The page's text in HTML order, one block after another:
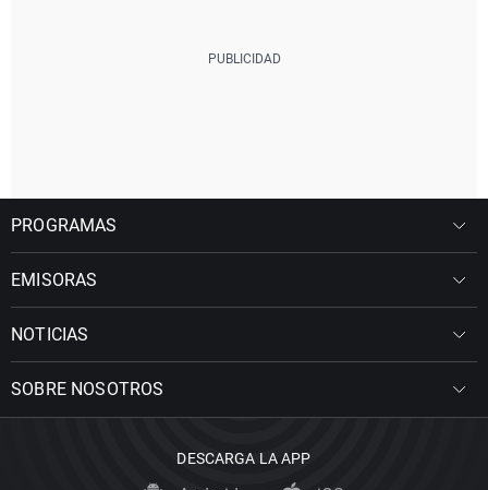
PROGRAMAS
EMISORAS
NOTICIAS
SOBRE NOSOTROS
DESCARGA LA APP